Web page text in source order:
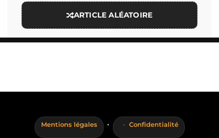
ARTICLE ALÉATOIRE
Mentions légales · Confidentialité